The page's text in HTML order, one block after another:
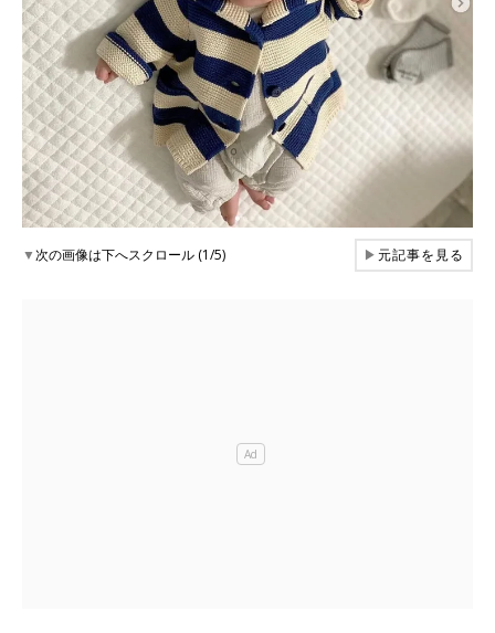
▼次の画像は下へスクロール (1/5) ▶元記事を見る